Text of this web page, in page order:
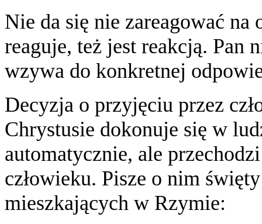
Nie da się nie zareagować na
reaguje, też jest reakcją.
wzywa do konkretnej
Decyzja o przyjęciu przez
Chrystusie dokonuje się w
automatycznie, ale
człowieku. Pisze o nim
mieszkających w Rzymie: